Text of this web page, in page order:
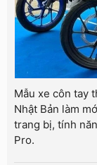
Mẫu xe côn tay
Nhật Bản làm
trang bị, tính
Pro.